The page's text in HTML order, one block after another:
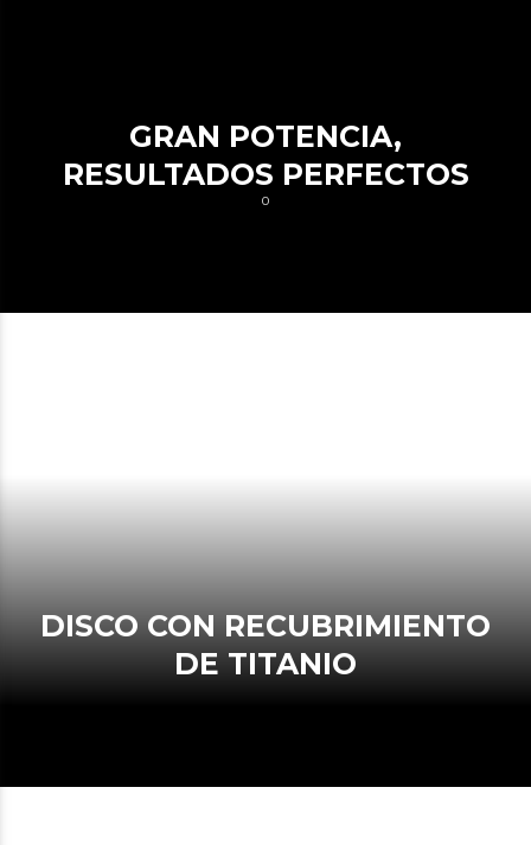
GRAN POTENCIA,
RESULTADOS PERFECTOS
0
DISCO CON RECUBRIMIENTO
DE TITANIO